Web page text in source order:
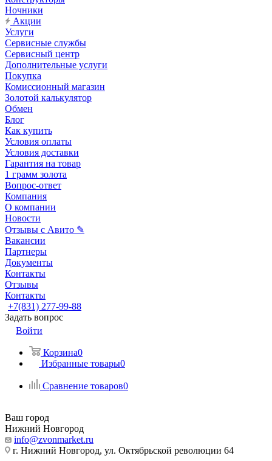
Ночники
Акции
Услуги
Сервисные службы
Сервисный центр
Дополнительные услуги
Покупка
Комиссионный магазин
Золотой калькулятор
Обмен
Блог
Как купить
Условия оплаты
Условия доставки
Гарантия на товар
1 грамм золота
Вопрос-ответ
Компания
О компании
Новости
Отзывы с Авито ✎
Вакансии
Партнеры
Документы
Контакты
Отзывы
Контакты
+7(831) 277-99-88
Задать вопрос
Войти
Корзина0
Избранные товары0
Сравнение товаров0
Ваш город
Нижний Новгород
info@zvonmarket.ru
г. Нижний Новгород, ул. Октябрьской революции 64